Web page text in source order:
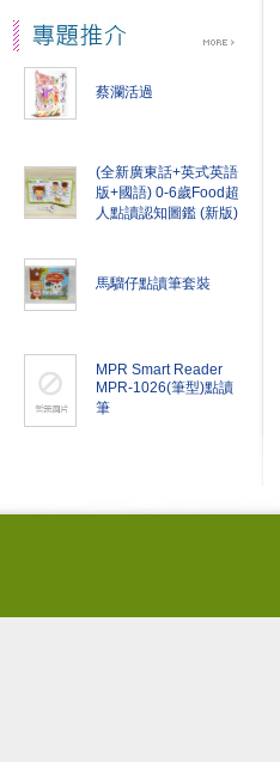
蔡瀾活過
(全新廣東話+英式英語
版+國語) 0-6歲Food超
人點讀認知圖鑑 (新版)
馬騮仔點讀筆套裝
MPR Smart Reader
MPR-1026(筆型)點讀
筆